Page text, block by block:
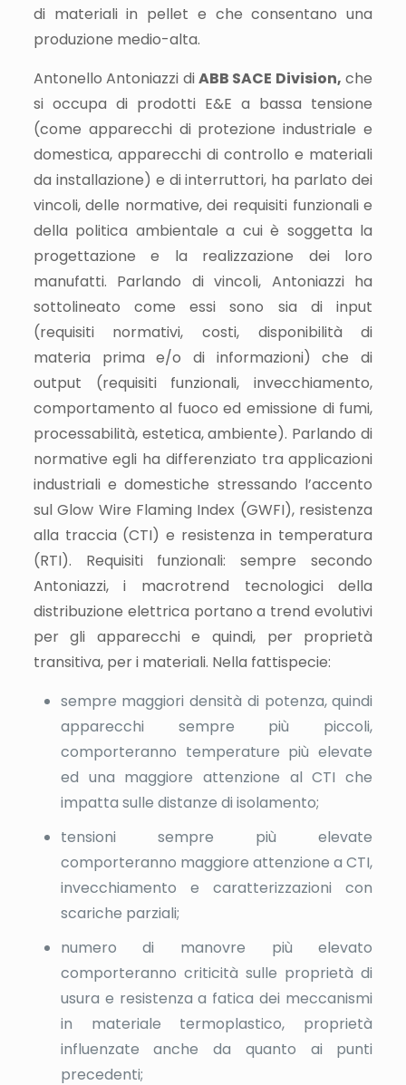
di materiali in pellet e che consentano una
produzione medio-alta.
Antonello Antoniazzi diABB SACE Division, che
si occupa di prodotti E&E a bassa tensione
(come apparecchi di protezione industriale e
domestica, apparecchi di controllo e materiali
da installazione) e di interruttori, ha parlato dei
vincoli, delle normative, dei requisiti funzionali e
della politica ambientale a cui è soggetta la
progettazione e la realizzazione dei loro
manufatti. Parlando di vincoli, Antoniazzi ha
sottolineato come essi sono sia di input
(requisiti normativi, costi, disponibilità di
materia prima e/o di informazioni) che di
output (requisiti funzionali, invecchiamento,
comportamento al fuoco ed emissione di fumi,
processabilità, estetica, ambiente). Parlando di
normative egli ha differenziato tra applicazioni
industriali e domestiche stressando l’accento
sul Glow Wire Flaming Index (GWFI), resistenza
alla traccia (CTI) e resistenza in temperatura
(RTI). Requisiti funzionali: sempre secondo
Antoniazzi, i macrotrend tecnologici della
distribuzione elettrica portano a trend evolutivi
per gli apparecchi e quindi, per proprietà
transitiva, per i materiali. Nella fattispecie:
sempre maggiori densità di potenza, quindi
apparecchi sempre più piccoli,
comporteranno temperature più elevate
ed una maggiore attenzione al CTI che
impatta sulle distanze di isolamento;
tensioni sempre più elevate
comporteranno maggiore attenzione a CTI,
invecchiamento e caratterizzazioni con
scariche parziali;
numero di manovre più elevato
comporteranno criticità sulle proprietà di
usura e resistenza a fatica dei meccanismi
in materiale termoplastico, proprietà
influenzate anche da quanto ai punti
precedenti;